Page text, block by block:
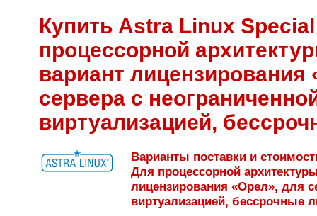
Купить Astra Linux
процессорной
вариант лицензирования
сервера с
виртуализацией,
Варианты поставки и
Для процессорной
лицензирования «Орел», для
виртуализацией, бессрочные